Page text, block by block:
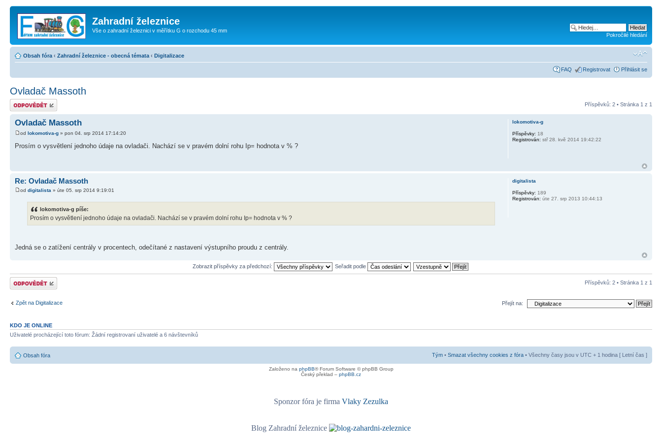
Zahradní železnice
Vše o zahradní železnici v měřítku G o rozchodu 45 mm
Pokročilé hledání
Obsah fóra ‹ Zahradní železnice - obecná témata ‹ Digitalizace
FAQ Registrovat Přihlásit se
Ovladač Massoth
Odeslat odpověď Příspěvků: 2 • Stránka 1 z 1
Ovladač Massoth
od lokomotiva-g » pon 04. srp 2014 17:14:20
Prosím o vysvětlení jednoho údaje na ovladači. Nachází se v pravém dolní rohu Ip= hodnota v % ?
lokomotiva-g
Příspěvky: 18
Registrován: stř 28. kvě 2014 19:42:22
Re: Ovladač Massoth
od digitalista » úte 05. srp 2014 9:19:01
lokomotiva-g píše:
Prosím o vysvětlení jednoho údaje na ovladači. Nachází se v pravém dolní rohu Ip= hodnota v % ?
Jedná se o zatížení centrály v procentech, odečítané z nastavení výstupního proudu z centrály.
digitalista
Příspěvky: 189
Registrován: úte 27. srp 2013 10:44:13
Zobrazit příspěvky za předchozí: Seřadit podle
Odeslat odpověď Příspěvků: 2 • Stránka 1 z 1
Zpět na Digitalizace Přejít na:
KDO JE ONLINE
Uživatelé procházející toto fórum: Žádní registrovaní uživatelé a 6 návštevníků
Obsah fóra Tým • Smazat všechny cookies z fóra • Všechny časy jsou v UTC + 1 hodina [ Letní čas ]
Založeno na phpBB® Forum Software © phpBB Group
Český překlad – phpBB.cz
Sponzor fóra je firma Vlaky Zezulka
Blog Zahradní železnice